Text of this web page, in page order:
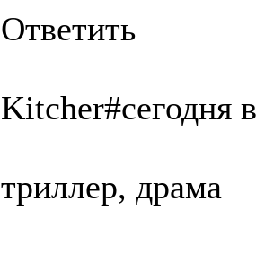
Ответить
Kitcher#сегодня
триллер, драма